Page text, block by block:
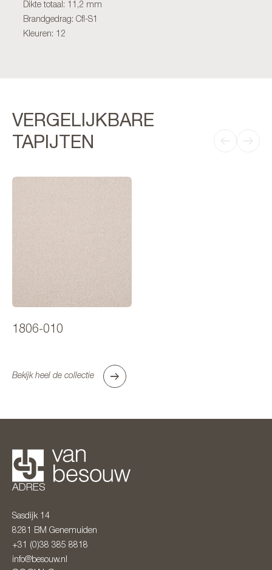
Dikte totaal: 11,2 mm
Brandgedrag: Cfl-S1
Kleuren: 12
VERGELIJKBARE
TAPIJTEN
1806-010
Bekijk heel de collectie
ADRES
Sasdijk 14
8281 BM Genemuiden
+31 (0)38 385 8818
info@besouw.nl